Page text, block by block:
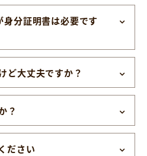
分証明書は必要です
ど大丈夫ですか？
？
ださい